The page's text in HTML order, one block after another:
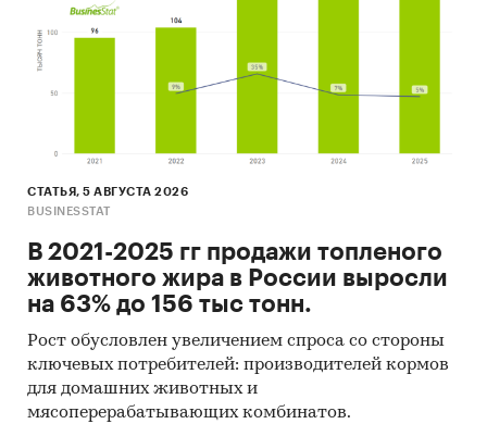
СТАТЬЯ, 5 АВГУСТА 2026
BUSINESSTAT
В 2021-2025 гг продажи топленого
животного жира в России выросли
на 63% до 156 тыс тонн.
Рост обусловлен увеличением спроса со стороны
ключевых потребителей: производителей кормов
для домашних животных и
мясоперерабатывающих комбинатов.